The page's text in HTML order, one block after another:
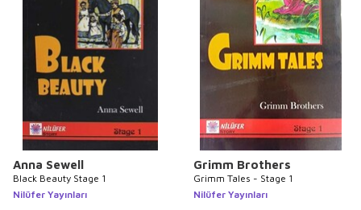
Anna Sewell
Black Beauty Stage 1
Nilüfer Yayınları
Grimm Brothers
Grimm Tales - Stage 1
Nilüfer Yayınları